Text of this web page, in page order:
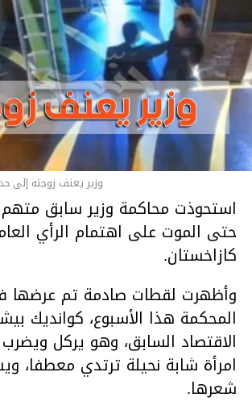
وزير يعنف زوجته إلى
استحوذت محاكمة وزير سابق
حتى الموت على اهتمام الرأي
كازاخستان.
وأظهرت لقطات صادمة تم عرضها
المحكمة هذا الأسبوع، كوانديك
الاقتصاد السابق، وهو يركل
امرأة شابة نحيلة ترتدي معطفا،
شعرها.